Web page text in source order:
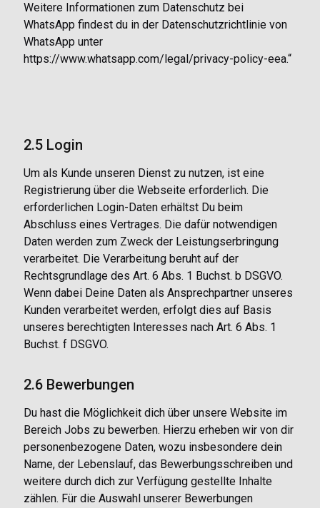
Weitere Informationen zum Datenschutz bei
WhatsApp findest du in der Datenschutzrichtlinie von
WhatsApp unter
https://www.whatsapp.com/legal/privacy-policy-eea.“
2.5 Login
Um als Kunde unseren Dienst zu nutzen, ist eine
Registrierung über die Webseite erforderlich. Die
erforderlichen Login-Daten erhältst Du beim
Abschluss eines Vertrages. Die dafür notwendigen
Daten werden zum Zweck der Leistungserbringung
verarbeitet. Die Verarbeitung beruht auf der
Rechtsgrundlage des Art. 6 Abs. 1 Buchst. b DSGVO.
Wenn dabei Deine Daten als Ansprechpartner unseres
Kunden verarbeitet werden, erfolgt dies auf Basis
unseres berechtigten Interesses nach Art. 6 Abs. 1
Buchst. f DSGVO.
2.6 Bewerbungen
Du hast die Möglichkeit dich über unsere Website im
Bereich Jobs zu bewerben. Hierzu erheben wir von dir
personenbezogene Daten, wozu insbesondere dein
Name, der Lebenslauf, das Bewerbungsschreiben und
weitere durch dich zur Verfügung gestellte Inhalte
zählen. Für die Auswahl unserer Bewerbungen